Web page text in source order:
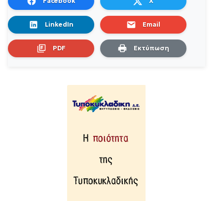
LinkedIn Email
PDF Εκτύπωση